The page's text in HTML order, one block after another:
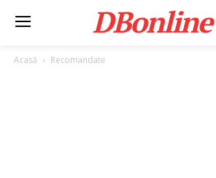
DBonline
Acasă Recomandate